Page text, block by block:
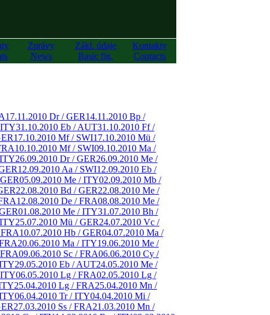
Zprávy
News
Zákl. údaje
Basic fig.
Kontakty
Contacts
17.11.2010 Dr / GER14.11.2010 Bp /
31.10.2010 Eb / AUT31.10.2010 Ff /
17.10.2010 Mf / SWI17.10.2010 Mü /
10.10.2010 Mf / SWI09.10.2010 Ma /
26.09.2010 Dr / GER26.09.2010 Me /
12.09.2010 Aa / SWI12.09.2010 Eb /
05.09.2010 Me / ITY02.09.2010 Mb /
22.08.2010 Bd / GER22.08.2010 Me /
12.08.2010 De / FRA08.08.2010 Me /
01.08.2010 Me / ITY31.07.2010 Bh /
25.07.2010 Mü / GER24.07.2010 Vc /
10.07.2010 Hb / GER04.07.2010 Ma /
20.06.2010 Ma / ITY19.06.2010 Me /
09.06.2010 Sc / FRA06.06.2010 Cy /
29.05.2010 Eb / AUT24.05.2010 Me /
06.05.2010 Lg / FRA02.05.2010 Lg /
25.04.2010 Lg / FRA25.04.2010 Mn /
06.04.2010 Tr / ITY04.04.2010 Mi /
27.03.2010 Ss / FRA21.03.2010 Mn /